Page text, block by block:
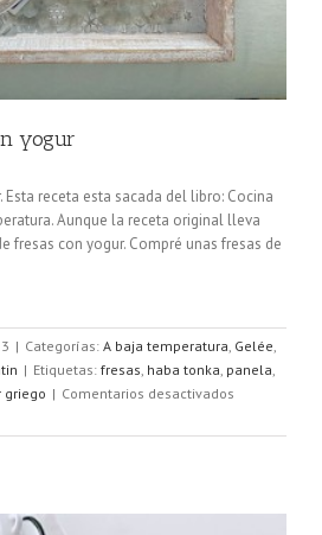
yogur
Esta receta esta sacada del libro: Cocina
Aunque la receta original lleva
fresas con yogur. Compré unas fresas de
| Categorías: A baja temperatura, Gelée,
| Etiquetas: fresas, haba tonka, panela,
griego | Comentarios desactivados
de
yogur